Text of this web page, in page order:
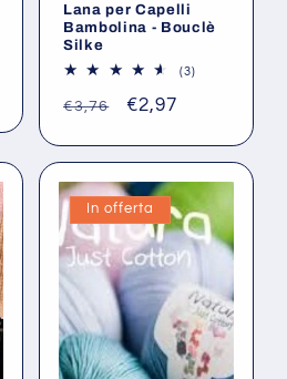
Lana per Capelli
Bambolina - Bouclè
Silke
(3)3
Prezzo
listino
€3,76
Prezzo
€2,97
In offerta